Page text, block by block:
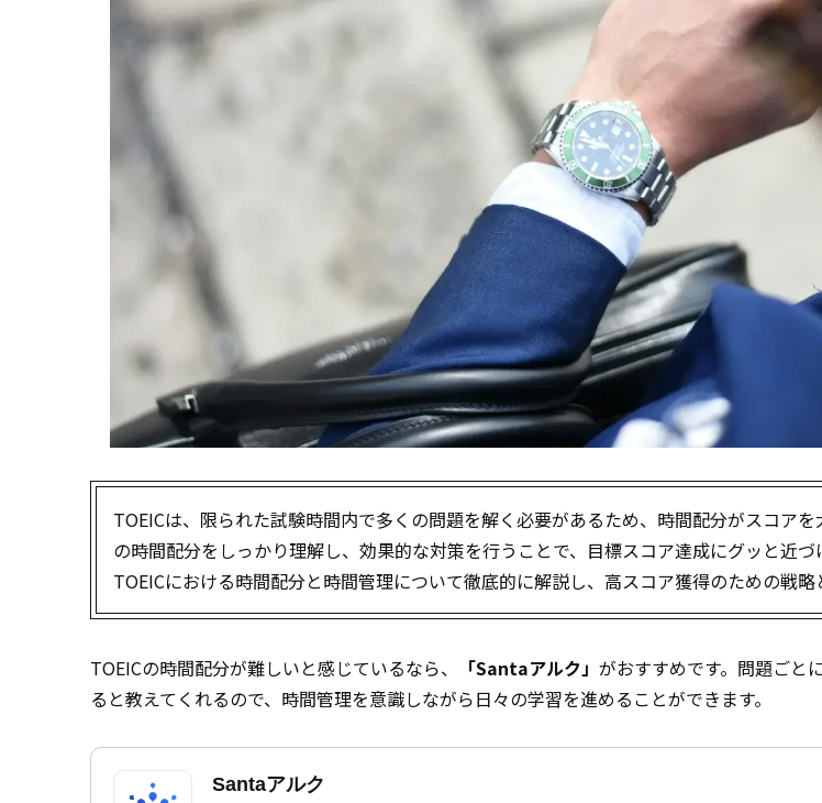
TOEICは、限られた試験時間内で多くの問題を解く必要があるため、時間配分がスコア
の時間配分をしっかり理解し、効果的な対策を行うことで、目標スコア達成にグッと近づ
TOEICにおける時間配分と時間管理について徹底的に解説し、高スコア獲得のための戦略
TOEICの時間配分が難しいと感じているなら、 「Santaアルク」 がおすすめです。問題ごと
ると教えてくれるので、時間管理を意識しながら日々の学習を進めることができます。